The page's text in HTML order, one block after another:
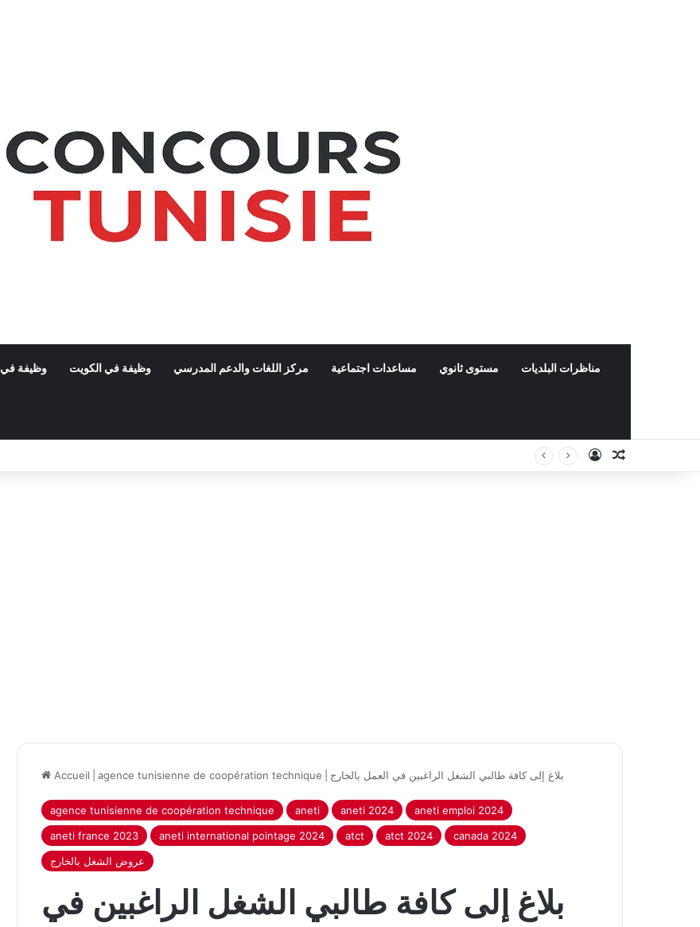
وظيفة في وظيفة في الكويت مركز اللغات والدعم المدرسي مساعدات اجتماعية مستوى ثانوي مناظرات البلديات
مناظرات الوظيفة العمومية وعروض Connexion
Article
Accueil agence tunisienne de coopération technique بلاغ إلى كافة طالبي الشغل الراغبين في العمل بالخارج
agence tunisienne de coopération technique aneti aneti 2024
aneti emploi 2024
aneti france 2023
aneti international pointage 2024 atct atct 2024
canada 2024
عروض الشغل بالخارج
بلاغ إلى كافة طالبي الشغل الراغبين في